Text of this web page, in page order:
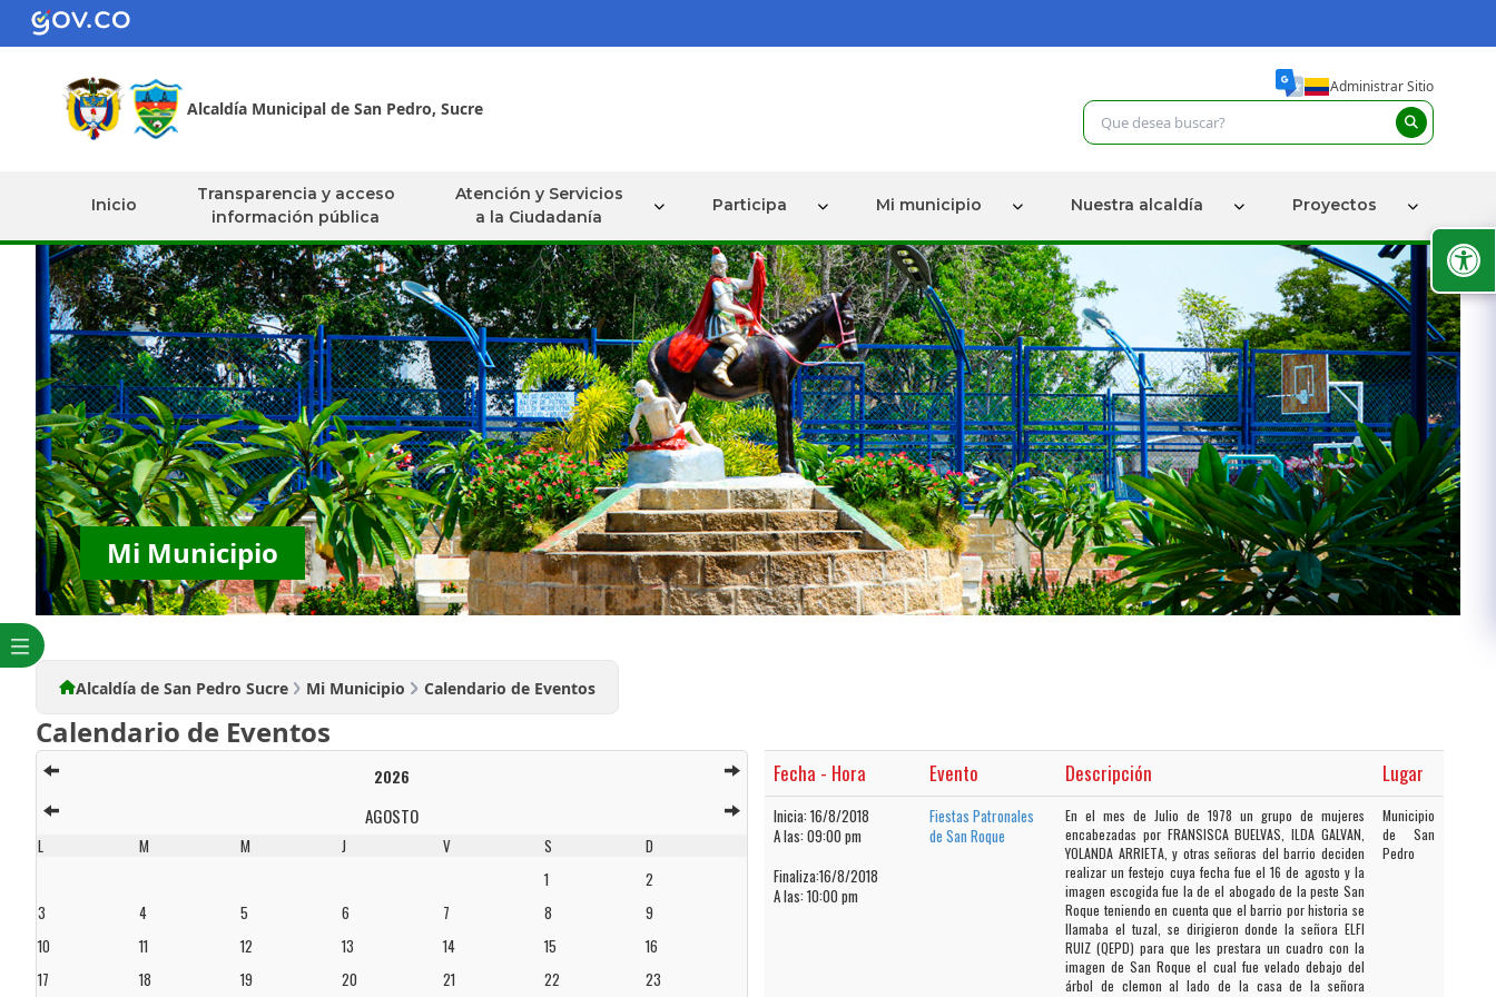
Alcaldía Municipal de San Pedro, Sucre
Administrar Sitio
Inicio
Transparencia y acceso
información pública
Atención y Servicios
a la Ciudadanía
Participa Mi municipio Nuestra alcaldía Proyectos
Mi Municipio
Alcaldía de San Pedro Sucre Mi Municipio Calendario de Eventos
Calendario de Eventos